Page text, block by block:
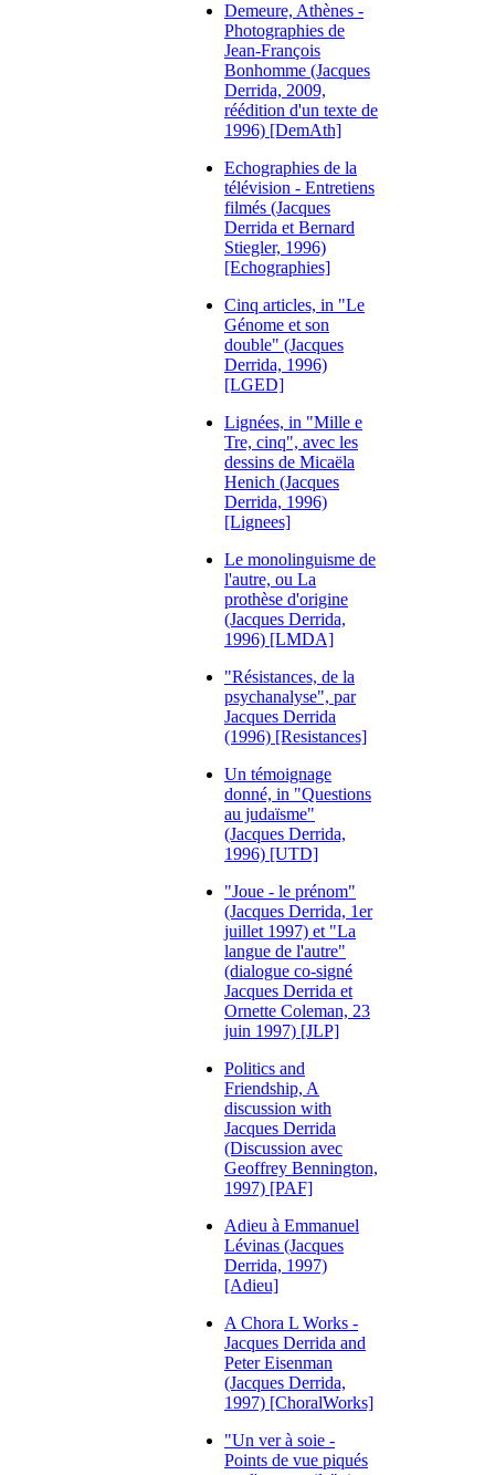
Demeure, Athènes -
Photographies de
Jean-François
Bonhomme (Jacques
Derrida, 2009,
réédition d'un texte de
1996) [DemAth]
Echographies de la
télévision - Entretiens
filmés (Jacques
Derrida et Bernard
Stiegler, 1996)
[Echographies]
Cinq articles, in "Le
Génome et son
double" (Jacques
Derrida, 1996)
[LGED]
Lignées, in "Mille e
Tre, cinq", avec les
dessins de Micaëla
Henich (Jacques
Derrida, 1996)
[Lignees]
Le monolinguisme de
l'autre, ou La
prothèse d'origine
(Jacques Derrida,
1996) [LMDA]
"Résistances, de la
psychanalyse", par
Jacques Derrida
(1996) [Resistances]
Un témoignage
donné, in "Questions
au judaïsme"
(Jacques Derrida,
1996) [UTD]
"Joue - le prénom"
(Jacques Derrida, 1er
juillet 1997) et "La
langue de l'autre"
(dialogue co-signé
Jacques Derrida et
Ornette Coleman, 23
juin 1997) [JLP]
Politics and
Friendship, A
discussion with
Jacques Derrida
(Discussion avec
Geoffrey Bennington,
1997) [PAF]
Adieu à Emmanuel
Lévinas (Jacques
Derrida, 1997)
[Adieu]
A Chora L Works -
Jacques Derrida and
Peter Eisenman
(Jacques Derrida,
1997) [ChoralWorks]
"Un ver à soie -
Points de vue piqués